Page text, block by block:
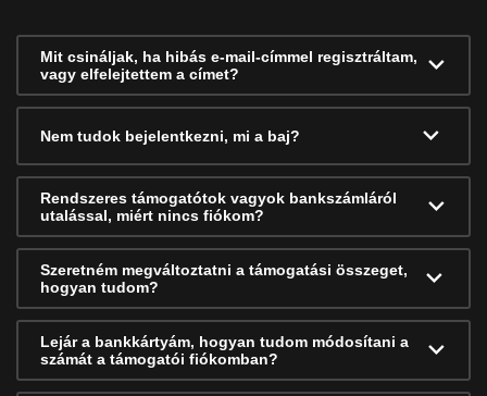
Mit csináljak, ha hibás e-mail-címmel regisztráltam,
vagy elfelejtettem a címet?
Nem tudok bejelentkezni, mi a baj?
Rendszeres támogatótok vagyok bankszámláról
utalással, miért nincs fiókom?
Szeretném megváltoztatni a támogatási összeget,
hogyan tudom?
Lejár a bankkártyám, hogyan tudom módosítani a
számát a támogatói fiókomban?